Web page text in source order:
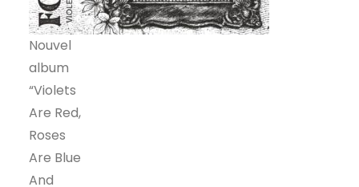
Nouvel
album
“Violets
Are Red,
Roses
Are Blue
And